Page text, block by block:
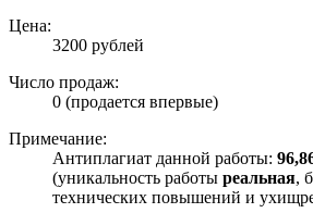
Цена:
3200 рублей
Число продаж:
0 (продается впервые)
Примечание:
Антиплагиат данной работы:
(уникальность работы реальная,
технических повышений и